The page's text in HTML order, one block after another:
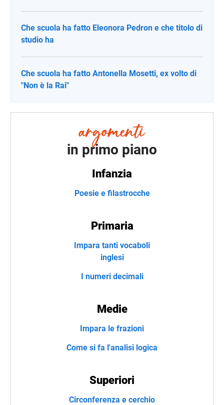
Che scuola ha fatto Eleonora Pedron e che titolo di
studio ha
Che scuola ha fatto Antonella Mosetti, ex volto di
"Non è la Rai"
in primo piano
Infanzia
Poesie e filastrocche
Primaria
Impara tanti vocaboli
inglesi
I numeri decimali
Medie
Impara le frazioni
Come si fa l'analisi logica
Superiori
Circonferenza e cerchio